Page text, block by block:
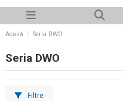
Acasă Seria DWO
Seria DWO
Filtre